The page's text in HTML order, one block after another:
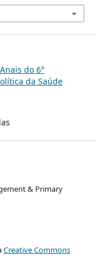
do 6°
da Saúde
& Primary
Creative Commons